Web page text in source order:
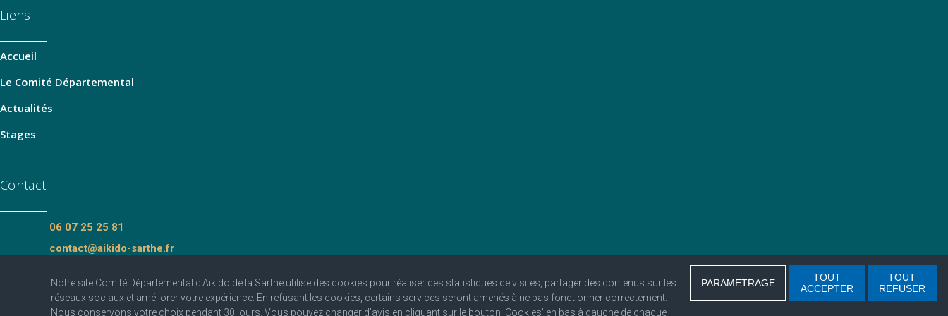
Notre site Comité Départemental d'Aïkido de la Sarthe utilise des cookies pour réaliser des statistiques de visites, partager des contenus sur les
réseaux sociaux et améliorer votre expérience. En refusant les cookies, certains services seront amenés à ne pas fonctionner correctement.
Nous conservons votre choix pendant 30 jours. Vous pouvez changer d'avis en cliquant sur le bouton 'Cookies' en bas à gauche de chaque
PARAMETRAGE
TOUT
ACCEPTER
TOUT
REFUSER
Liens
Accueil
Le Comité Départemental
Actualités
Stages
Contact
06 07 25 25 81
contact@aikido-sarthe.fr